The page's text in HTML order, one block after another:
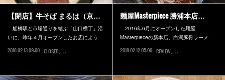
【閉店】牛そば まるは（京…
船橋駅と市場通りを結ぶ「山口横丁」沿
いに、昨年４月オープンしたお店によう…
2018.02.13 09:00 CLOSED 船橋市
麺屋Masterpiece 勝浦本店…
2016年6月にオープンした麺屋
Masterpieceの新本店。白濁豚骨ラーメ…
2018.02.12 05:00 REVIEW 勝浦市